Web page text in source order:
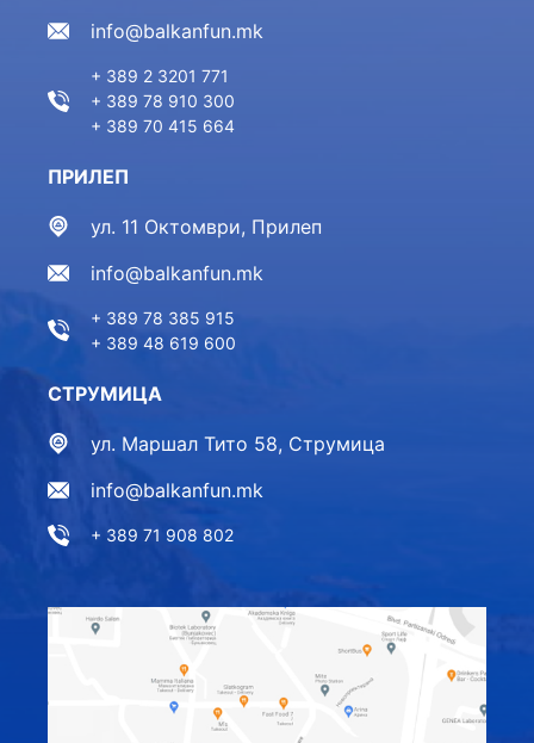
info@balkanfun.mk
+ 389 2 3201 771
+ 389 78 910 300
+ 389 70 415 664
ПРИЛЕП
ул. 11 Октомври, Прилеп
info@balkanfun.mk
+ 389 78 385 915
+ 389 48 619 600
СТРУМИЦА
ул. Маршал Тито 58, Струмица
info@balkanfun.mk
+ 389 71 908 802